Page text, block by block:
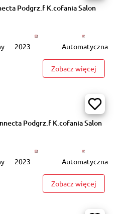
Podgrz.f K.cofania Salon
2023 Automatyczna
Zobacz więcej
Podgrz.f K.cofania Salon
2023 Automatyczna
Zobacz więcej